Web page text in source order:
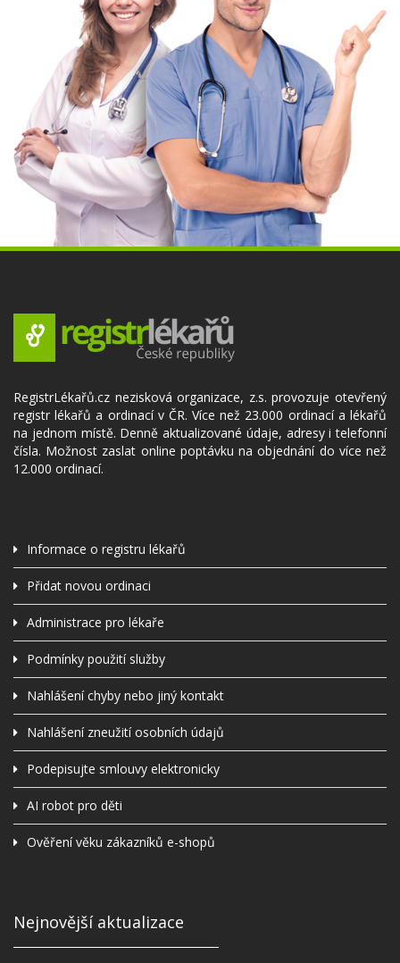
RegistrLékařů.cz nezisková organizace, z.s. provozuje otevřený
registr lékařů a ordinací v ČR. Více než 23.000 ordinací a lékařů
na jednom místě. Denně aktualizované údaje, adresy i telefonní
čísla. Možnost zaslat online poptávku na objednání do více než
12.000 ordinací.
Informace o registru lékařů
Přidat novou ordinaci
Administrace pro lékaře
Podmínky použití služby
Nahlášení chyby nebo jiný kontakt
Nahlášení zneužití osobních údajů
Podepisujte smlouvy elektronicky
AI robot pro děti
Ověření věku zákazníků e-shopů
Nejnovější aktualizace